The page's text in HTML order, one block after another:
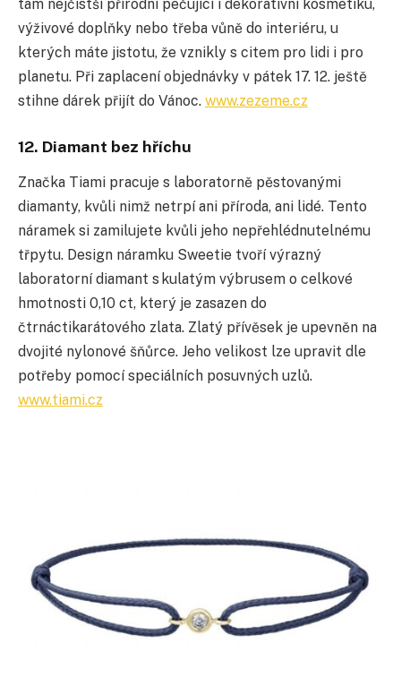
tam nejčistší přírodní pečující i dekorativní kosmetiku,
výživové doplňky nebo třeba vůně do interiéru, u
kterých máte jistotu, že vznikly s citem pro lidi i pro
planetu. Při zaplacení objednávky v pátek 17. 12. ještě
stihne dárek přijít do Vánoc. www.zezeme.cz
12. Diamant bez hříchu
Značka Tiami pracuje s laboratorně pěstovanými
diamanty, kvůli nimž netrpí ani příroda, ani lidé. Tento
náramek si zamilujete kvůli jeho nepřehlédnutelnému
třpytu. Design náramku Sweetie tvoří výrazný
laboratorní diamant s kulatým výbrusem o celkové
hmotnosti 0,10 ct, který je zasazen do
čtrnáctikarátového zlata. Zlatý přívěsek je upevněn na
dvojité nylonové šňůrce. Jeho velikost lze upravit dle
potřeby pomocí speciálních posuvných uzlů.
www.tiami.cz